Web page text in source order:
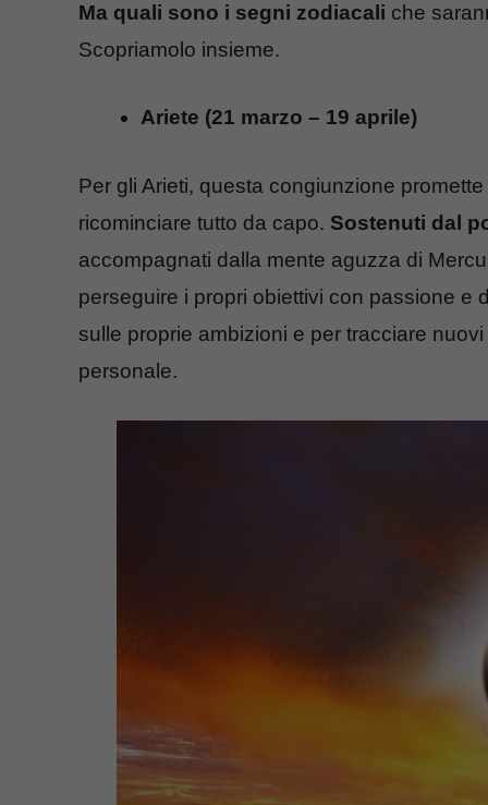
Ma quali sono i segni zodiacali che
Scopriamolo insieme.
Ariete (21 marzo – 19 aprile)
Per gli Arieti, questa congiunzione
ricominciare tutto da capo. Sostenuti dal
accompagnati dalla mente aguzza di
perseguire i propri obiettivi con passione e
sulle proprie ambizioni e per tracciare
personale.